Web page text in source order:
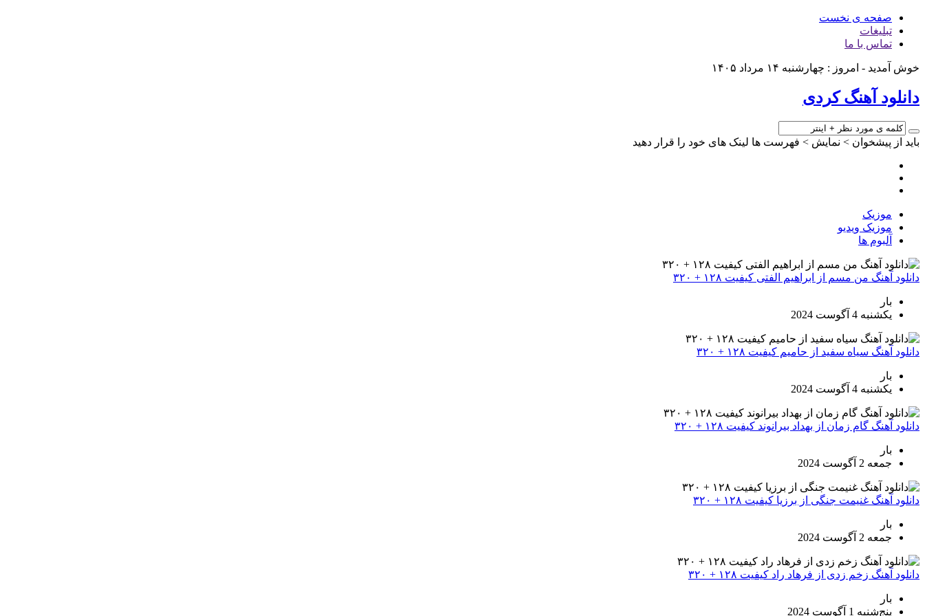
صفحه ی نخست
تبلیغات
تماس با ما
خوش آمدید - امروز : چهارشنبه ۱۴ مرداد ۱۴۰۵
دانلود آهنگ کردی
باید از پیشخوان > نمایش > فهرست ها لینک های خود را قرار دهید
موزیک
موزیک ویدیو
آلبوم ها
دانلود آهنگ من مسم از ابراهیم الفتی کیفیت ۱۲۸ + ۳۲۰
بار
یکشنبه 4 آگوست 2024
دانلود آهنگ سیاه سفید از حامیم کیفیت ۱۲۸ + ۳۲۰
بار
یکشنبه 4 آگوست 2024
دانلود آهنگ گام زمان از بهداد بیرانوند کیفیت ۱۲۸ + ۳۲۰
بار
جمعه 2 آگوست 2024
دانلود آهنگ غنیمت جنگی از برزیا کیفیت ۱۲۸ + ۳۲۰
بار
جمعه 2 آگوست 2024
دانلود آهنگ زخم زدی از فرهاد راد کیفیت ۱۲۸ + ۳۲۰
بار
پنج‌شنبه 1 آگوست 2024